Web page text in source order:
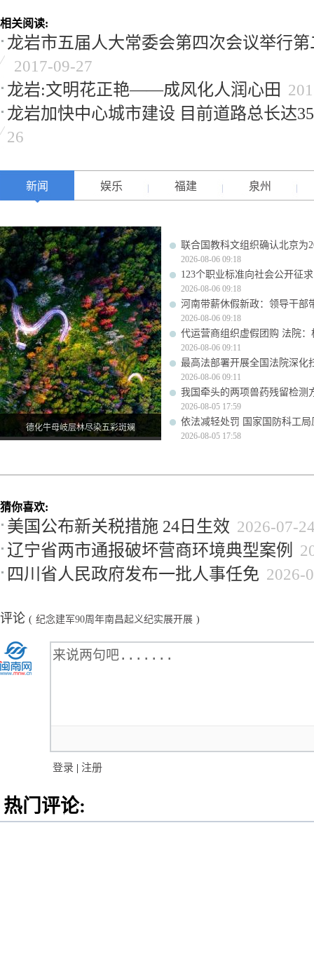
相关阅读:
龙岩市五届人大常委会第四次会议举行
2017-09-27
龙岩:文明花正艳——成风化人润心田
龙岩加快中心城市建设 目前道路总长达
26
新闻 娱乐 福建 泉州
德化牛母岐层林尽染五彩斑斓
联合国教科文组织确认北京为
2026-08-06 09:18
123个职业标准向社会公开征
2026-08-06 09:18
河南带薪休假新政：领导干部
2026-08-06 09:18
代运营商组织虚假团购 法院
2026-08-06 09:11
最高法部署开展全国法院深化
2026-08-06 09:11
我国牵头的两项兽药残留检测
2026-08-05 17:59
依法减轻处罚 国家国防科工
2026-08-05 17:58
猜你喜欢:
美国公布新关税措施 24日生效 2026-07-
辽宁省两市通报破坏营商环境典型案例
四川省人民政府发布一批人事任免 2026-
评论 ( 纪念建军90周年南昌起义纪实展开展 )
登录 | 注册
热门评论: